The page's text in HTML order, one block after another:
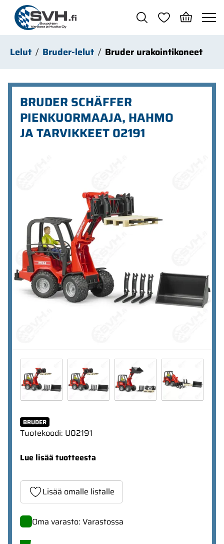
Siirry pääsisältöön
Lelut Bruder-lelut Bruder urakointikoneet
BRUDER SCHÄFFER
PIENKUORMAAJA, HAHMO
JA TARVIKKEET 02191
BRUDER
Tuotekoodi: U02191
Lue lisää tuotteesta
Lisää omalle listalle
Oma varasto: Varastossa